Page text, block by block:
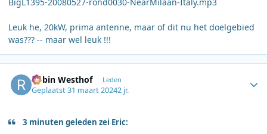
Leuk he, 20kW, prima antenne, maar of dit nu het doelgebied
was??? -- maar wel leuk !!!
Robin Westhof Leden
Geplaatst31 maart 20242 jr.
3 minuten geleden zei Eric: